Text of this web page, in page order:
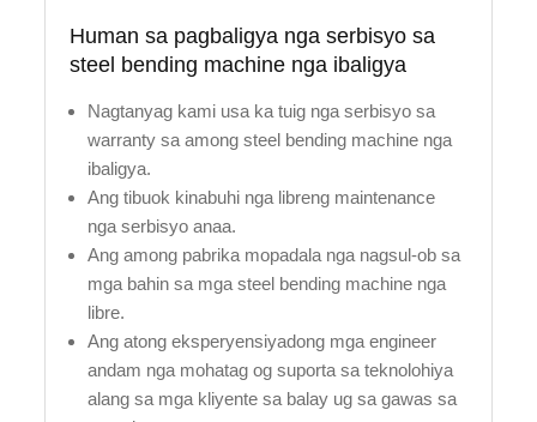
Human sa pagbaligya nga serbisyo sa
steel bending machine nga ibaligya
Nagtanyag kami usa ka tuig nga serbisyo sa
warranty sa among steel bending machine nga
ibaligya.
Ang tibuok kinabuhi nga libreng maintenance
nga serbisyo anaa.
Ang among pabrika mopadala nga nagsul-ob sa
mga bahin sa mga steel bending machine nga
libre.
Ang atong eksperyensiyadong mga engineer
andam nga mohatag og suporta sa teknolohiya
alang sa mga kliyente sa balay ug sa gawas sa